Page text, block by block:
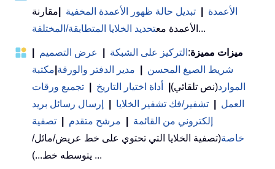
الأعمدة
تبديل حالة ظهور الأعمدة المخفية
مقارنة
الأعمدة معتحديد الخلايا المتطابقة/المختلفة ...
ميزات مميزة: التركيز على الشبكة عرض التصميم
شريط الصيغ المحسن
مدير الدفتر والورقة مكتبة
الموارد(نص تلقائي) أداة اختيار التاريخ
تجميع ورقات
العمل
تشفير/فك تشفير الخلايا
إرسال رسائل بريد
إلكتروني من القائمة
مرشح متقدم
تصفية
خاصة(تصفية الخلايا التي تحتوي على خط عريض/مائل/
يتوسطه خط...) ...